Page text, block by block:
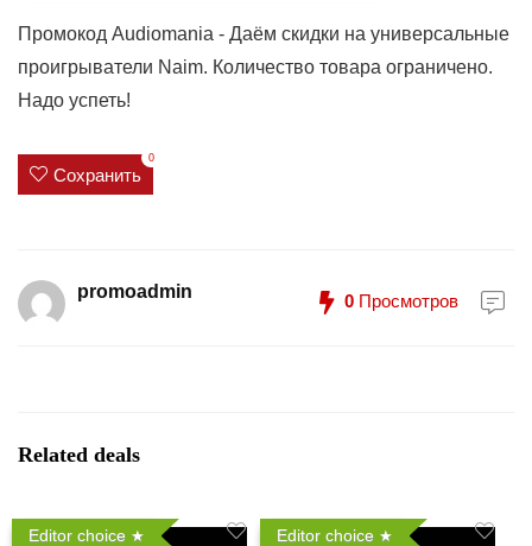
Промокод Audiomania - Даём скидки на универсальные
проигрыватели Naim. Количество товара ограничено.
Надо успеть!
Сохранить
0
promoadmin 0 Просмотров
Related deals
Editor choice Editor choice